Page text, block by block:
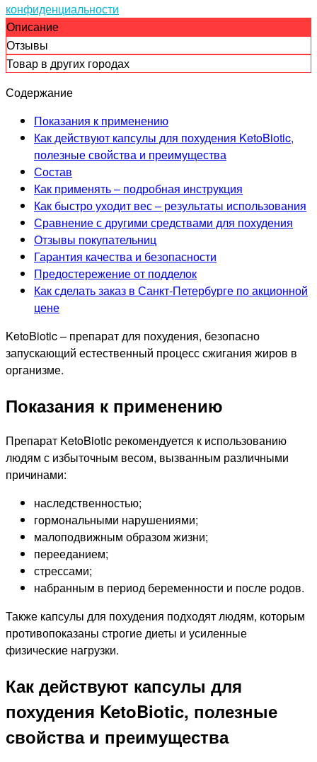
конфиденциальности
Описание
Отзывы
Товар в других городах
Содержание
Показания к применению
Как действуют капсулы для похудения KetoBiotic,
полезные свойства и преимущества
Состав
Как применять – подробная инструкция
Как быстро уходит вес – результаты использования
Сравнение с другими средствами для похудения
Отзывы покупательниц
Гарантия качества и безопасности
Предостережение от подделок
Как сделать заказ в Санкт-Петербурге по акционной
цене
KetoBiotic – препарат для похудения, безопасно
запускающий естественный процесс сжигания жиров в
организме.
Показания к применению
Препарат KetoBiotic рекомендуется к использованию
людям с избыточным весом, вызванным различными
причинами:
наследственностью;
гормональными нарушениями;
малоподвижным образом жизни;
перееданием;
стрессами;
набранным в период беременности и после родов.
Также капсулы для похудения подходят людям, которым
противопоказаны строгие диеты и усиленные
физические нагрузки.
Как действуют капсулы для
похудения KetoBiotic, полезные
свойства и преимущества